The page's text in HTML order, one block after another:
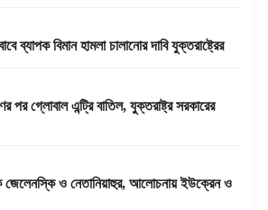
ব্যাপক বিমান হামলা চালানোর দাবি যুক্তরাষ্ট্রের
পর গ্লোবাল এন্ট্রি বাতিল, যুক্তরাষ্ট্র সরকারের
জেলেনস্কি ও নেতানিয়াহুর, আলোচনায় ইউক্রেন ও